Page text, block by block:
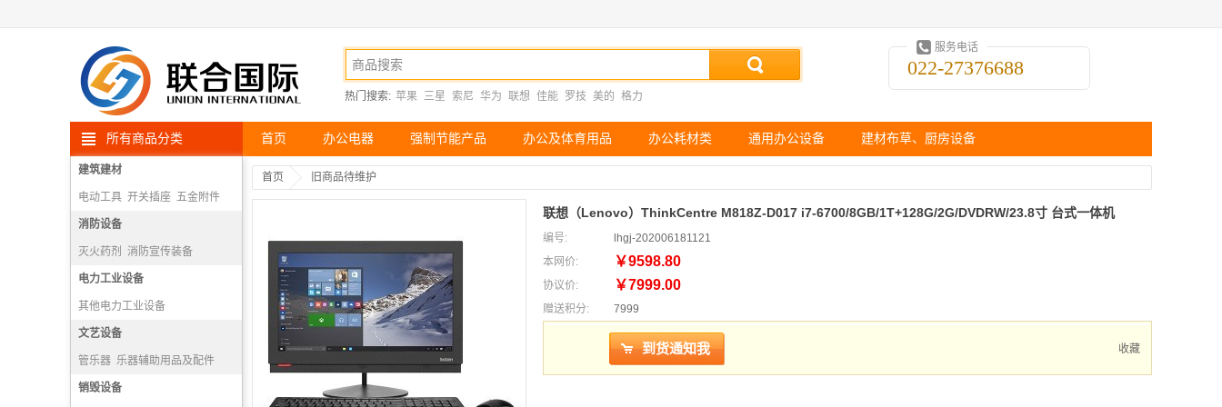
热门搜索: 苹果 三星 索尼 华为 联想 佳能 罗技 美的 格力
服务电话
022-27376688
所有商品分类 首页 办公电器 强制节能产品 办公及体育用品 办公耗材类 通用办公设备 建材布草、厨房设备
建筑建材
电动工具 开关插座 五金附件
高空安防用品
消防设备
灭火药剂 消防宣传装备
消防报警机
隔绝式正压氧气呼吸器
电力工业设备
其他电力工业设备
文艺设备
管乐器 乐器辅助用品及配件
打击乐器
销毁设备
首页 旧商品待维护
联想（Lenovo）ThinkCentre M818Z-D017 i7-6700/8GB/1T+128G/2G/DVDRW/23.8寸 台式一体机
编号:
lhgj-202006181121
本网价:
￥9598.80
协议价: ￥7999.00
赠送积分: 7999
收藏